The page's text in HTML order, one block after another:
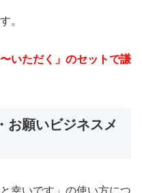
。
〜いただく」のセットで謙
お願いビジネスメ
幸いです」の使い方につ